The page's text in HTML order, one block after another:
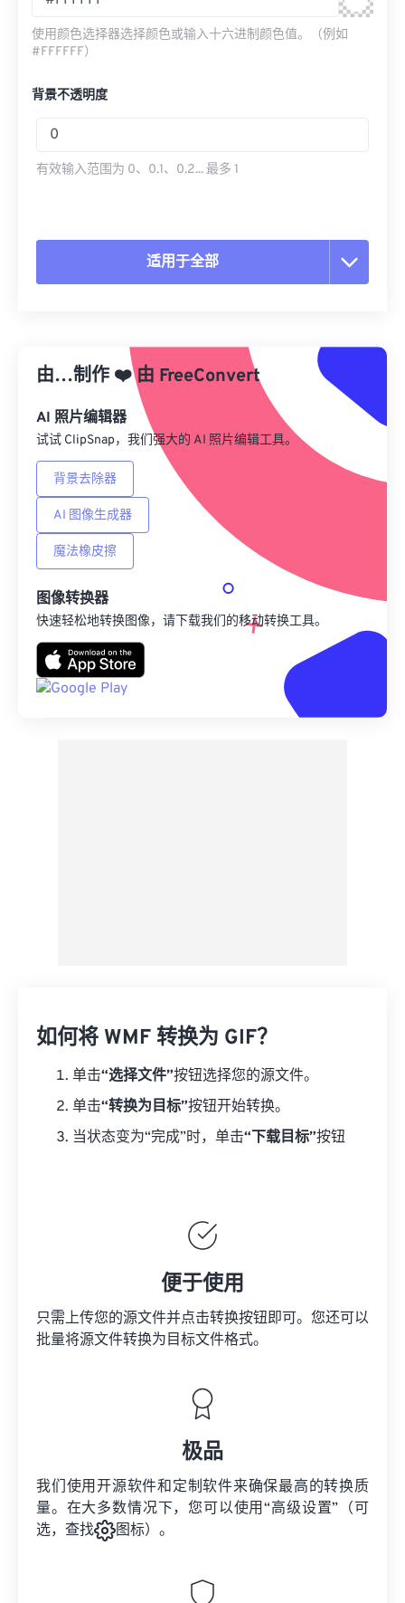
使用颜色选择器选择颜色或输入十六进制颜色值。（例如
#FFFFFF）
背景不透明度
有效输入范围为 0、0.1、0.2... 最多 1
适用于全部
从预设应用
另存为预设
由…制作 ❤️由 FreeConvert
AI 照片编辑器
试试 ClipSnap，我们强大的 AI 照片编辑工具。
背景去除器
AI 图像生成器
魔法橡皮擦
图像转换器
快速轻松地转换图像，请下载我们的移动转换工具。
如何将 WMF 转换为 GIF？
单击“选择文件”按钮选择您的源文件。
单击“转换为目标”按钮开始转换。
当状态变为“完成”时，单击“下载目标”按钮
便于使用
只需上传您的源文件并点击转换按钮即可。您还可以
批量将源文件转换为目标文件格式。
极品
我们使用开源软件和定制软件来确保最高的转换质
量。在大多数情况下，您可以使用“高级设置”（可
选，查找
图标）。